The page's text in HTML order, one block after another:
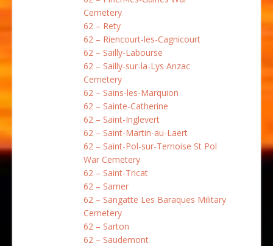
Cemetery
62 – Rety
62 – Riencourt-les-Cagnicourt
62 – Sailly-Labourse
62 – Sailly-sur-la-Lys Anzac
Cemetery
62 – Sains-les-Marquion
62 – Sainte-Catherine
62 – Saint-Inglevert
62 – Saint-Martin-au-Laert
62 – Saint-Pol-sur-Ternoise St Pol
War Cemetery
62 – Saint-Tricat
62 – Samer
62 – Sangatte Les Baraques Military
Cemetery
62 – Sarton
62 – Saudemont